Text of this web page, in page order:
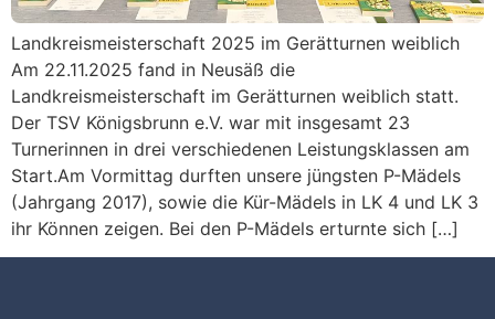
Landkreismeisterschaft 2025 im Gerätturnen weiblich
Am 22.11.2025 fand in Neusäß die
Landkreismeisterschaft im Gerätturnen weiblich statt.
Der TSV Königsbrunn e.V. war mit insgesamt 23
Turnerinnen in drei verschiedenen Leistungsklassen am
Start.Am Vormittag durften unsere jüngsten P-Mädels
(Jahrgang 2017), sowie die Kür-Mädels in LK 4 und LK 3
ihr Können zeigen. Bei den P-Mädels erturnte sich […]